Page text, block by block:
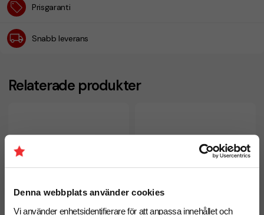
Denna webbplats använder cookies
Vi använder enhetsidentifierare för att anpassa innehållet och
Prisgaranti
Snabb leverans
Relaterade produkter